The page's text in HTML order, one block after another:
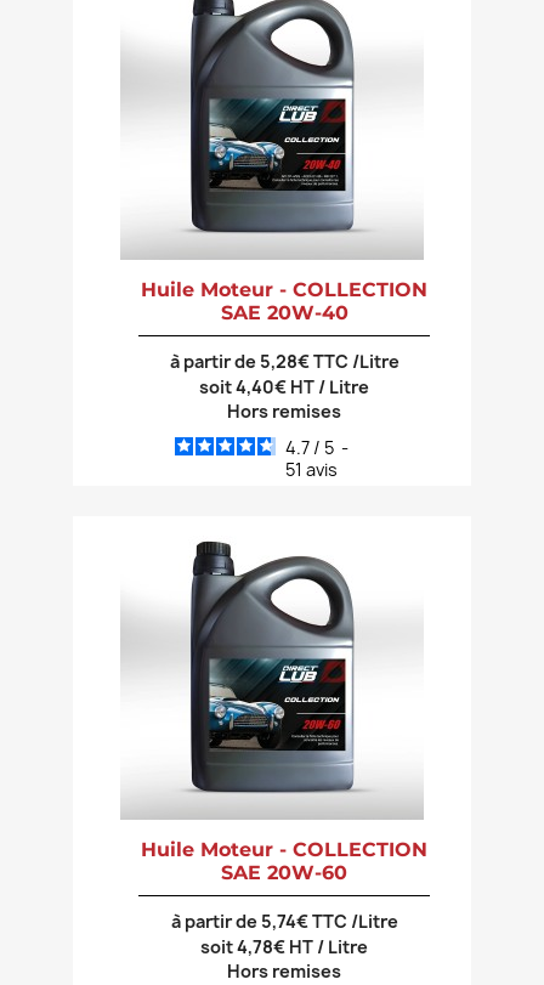
Huile Moteur - COLLECTION
SAE 20W-40
à partir de 5,28€ TTC /Litre
soit 4,40€ HT / Litre
Hors remises
4.7 / 5 -
51 avis
Huile Moteur - COLLECTION
SAE 20W-60
à partir de 5,74€ TTC /Litre
soit 4,78€ HT / Litre
Hors remises